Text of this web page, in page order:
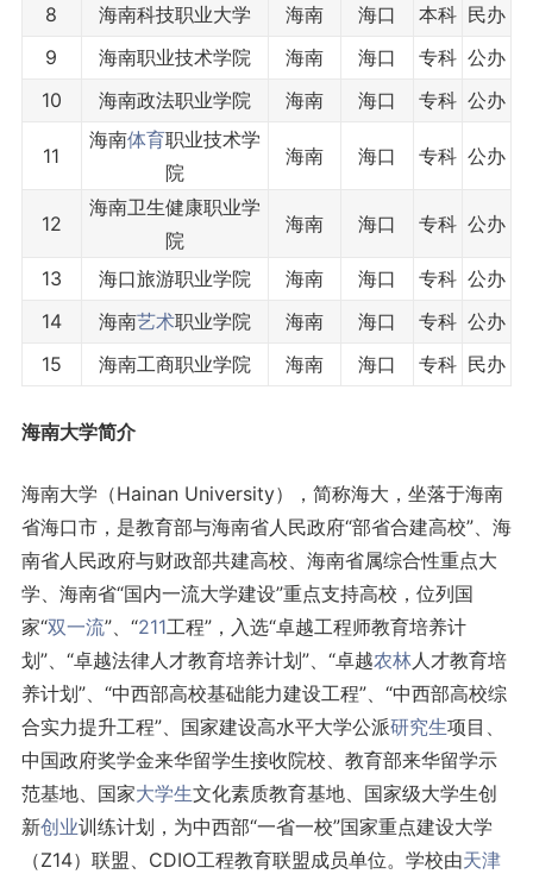
8
海南科技职业大学 海南 海口 本科 民办
9
海南职业技术学院 海南 海口 专科 公办
10
海南政法职业学院 海南 海口 专科 公办
11
海南体育职业技术学
院
海南 海口 专科 公办
12
海南卫生健康职业学
院
海南 海口 专科 公办
13 海口旅游职业学院 海南 海口 专科 公办
14
海南艺术职业学院 海南 海口 专科 公办
15
海南工商职业学院 海南 海口 专科 民办
海南大学简介
海南大学（Hainan University），简称海大，坐落于海南
省海口市，是教育部与海南省人民政府“部省合建高校”、海
南省人民政府与财政部共建高校、海南省属综合性重点大
学、海南省“国内一流大学建设”重点支持高校，位列国
家“双一流”、“211工程”，入选“卓越工程师教育培养计
划”、“卓越法律人才教育培养计划”、“卓越农林人才教育培
养计划”、“中西部高校基础能力建设工程”、“中西部高校综
合实力提升工程”、国家建设高水平大学公派研究生项目、
中国政府奖学金来华留学生接收院校、教育部来华留学示
范基地、国家大学生文化素质教育基地、国家级大学生创
新创业训练计划，为中西部“一省一校”国家重点建设大学
（Z14）联盟、CDIO工程教育联盟成员单位。学校由天津